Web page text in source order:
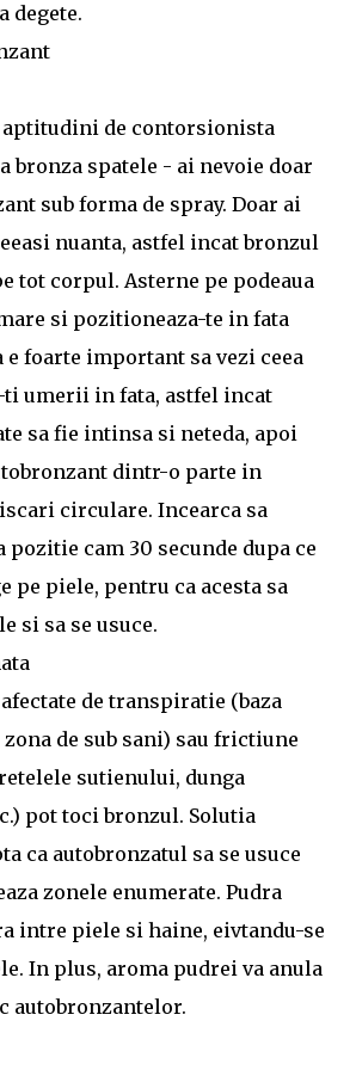
degete.
aptitudini de contorsionista
bronza spatele - ai nevoie doar
sub forma de spray. Doar ai
nuanta, astfel incat bronzul
tot corpul. Asterne pe podeaua
si pozitioneaza-te in fata
foarte important sa vezi ceea
ti umerii in fata, astfel incat
sa fie intinsa si neteda, apoi
dintr-o parte in
circulare. Incearca sa
pozitie cam 30 secunde dupa ce
pe piele, pentru ca acesta sa
si sa se usuce.
de transpiratie (baza
de sub sani) sau frictiune
sutienului, dunga
pot toci bronzul. Solutia
ca autobronzatul sa se usuce
zonele enumerate. Pudra
intre piele si haine, eivtandu-se
In plus, aroma pudrei va anula
autobronzantelor.